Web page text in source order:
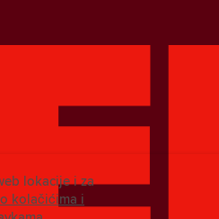
lokacije i za
kolačićima i